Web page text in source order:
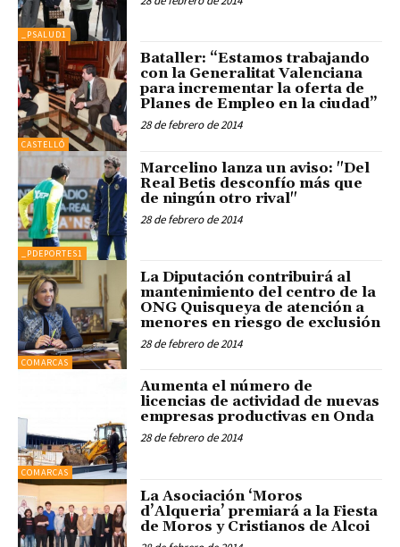
_PSALUD1
CASTELLÓ
Bataller: “Estamos trabajando
con la Generalitat Valenciana
para incrementar la oferta de
Planes de Empleo en la ciudad”
28 de febrero de 2014
_PDEPORTES1
Marcelino lanza un aviso: "Del
Real Betis desconfío más que
de ningún otro rival"
28 de febrero de 2014
COMARCAS
La Diputación contribuirá al
mantenimiento del centro de la
ONG Quisqueya de atención a
menores en riesgo de exclusión
28 de febrero de 2014
COMARCAS
Aumenta el número de
licencias de actividad de nuevas
empresas productivas en Onda
28 de febrero de 2014
La Asociación ‘Moros
d’Alqueria’ premiará a la Fiesta
de Moros y Cristianos de Alcoi